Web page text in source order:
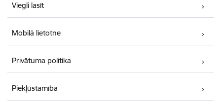
Viegli lasīt
Mobilā lietotne
Privātuma politika
Piekļūstamība